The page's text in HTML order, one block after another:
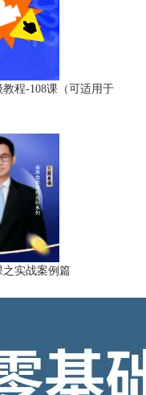
教程-108课（可适用于
之实战案例篇